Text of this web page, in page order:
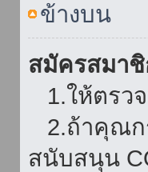
ข้างบน
สมัครสมา
1.ให้ตรว
2.ถ้าคุณก
สนับสนุน